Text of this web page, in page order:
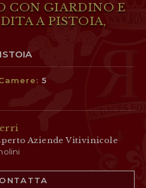
CON GIARDINO E
A PISTOIA,
5
Aziende Vitivinicole